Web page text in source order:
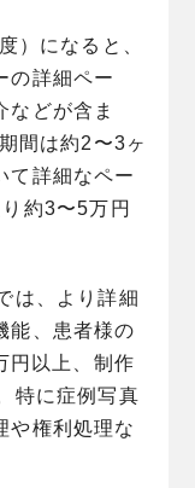
）になると、
の詳細ペー
などが含ま
間は約2〜3ヶ
て詳細なペー
約3〜5万円
は、より詳細
能、患者様の
円以上、制作
特に症例写真
や権利処理な